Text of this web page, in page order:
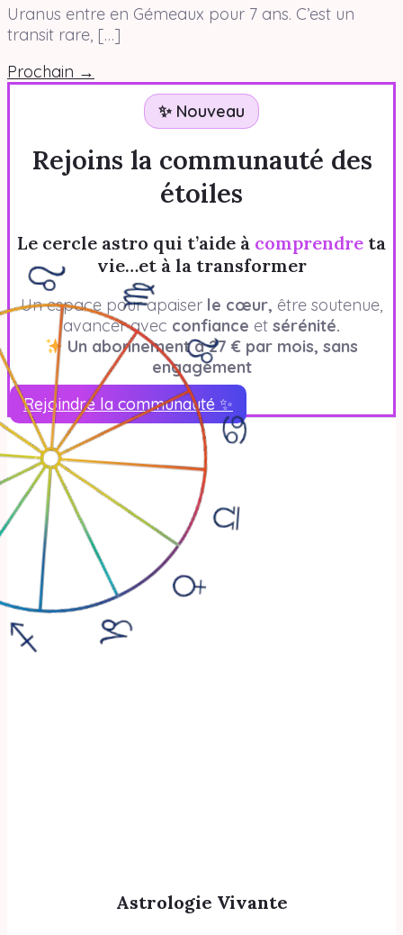
Uranus entre en Gémeaux pour 7 ans. C’est un
transit rare, […]
Prochain →
✨ Nouveau
Rejoins la communauté des
étoiles
Le cercle astro qui t’aide à comprendre ta
vie…et à la transformer
Un espace pour apaiser le cœur, être soutenue,
avancer avec confiance et sérénité.
Un abonnement à 27 € par mois, sans
engagement
Rejoindre la communauté ✨
Astrologie Vivante